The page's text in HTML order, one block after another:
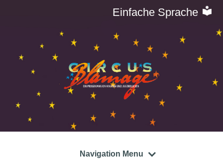
Einfache Sprache
Navigation Menu